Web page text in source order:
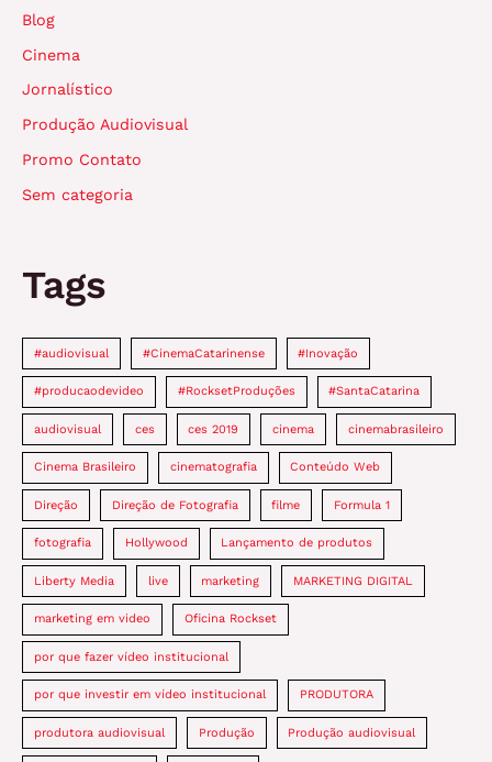
Blog
Cinema
Jornalístico
Produção Audiovisual
Promo Contato
Sem categoria
Tags
#audiovisual #CinemaCatarinense #Inovação
#producaodevideo #RocksetProduções #SantaCatarina
audiovisual ces ces 2019 cinema cinemabrasileiro
Cinema Brasileiro cinematografia Conteúdo Web
Direção Direção de Fotografia filme Formula 1
fotografia Hollywood Lançamento de produtos
Liberty Media live marketing MARKETING DIGITAL
marketing em video Oficina Rockset
por que fazer vídeo institucional
por que investir em vídeo institucional PRODUTORA
produtora audiovisual Produção Produção audiovisual